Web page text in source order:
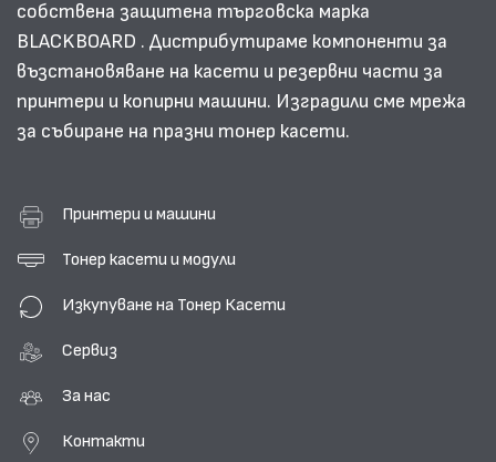
собствена защитена търговска марка
BLACKBOARD . Дистрибутираме компоненти за
възстановяване на касети и резервни части за
принтери и копирни машини. Изградили сме мрежа
за събиране на празни тонер касети.
Принтери и машини
Тонер касети и модули
Изкупуване на Тонер Касети
Сервиз
За нас
Контакти